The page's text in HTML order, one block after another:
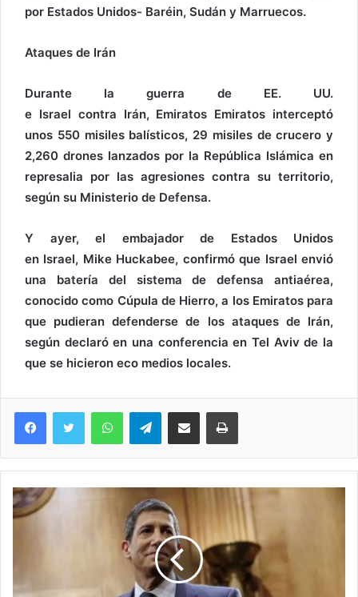
por Estados Unidos- Baréin, Sudán y Marruecos.
Ataques de Irán
Durante la guerra de EE. UU.
e Israel contra Irán, Emiratos Emiratos interceptó
unos 550 misiles balísticos, 29 misiles de crucero y
2,260 drones lanzados por la República Islámica en
represalia por las agresiones contra su territorio,
según su Ministerio de Defensa.
Y ayer, el embajador de Estados Unidos
en Israel, Mike Huckabee, confirmó que Israel envió
una batería del sistema de defensa antiaérea,
conocido como Cúpula de Hierro, a los Emiratos para
que pudieran defenderse de los ataques de Irán,
según declaró en una conferencia en Tel Aviv de la
que se hicieron eco medios locales.
WhatsAppTelegramCompartir via Email Imprimi